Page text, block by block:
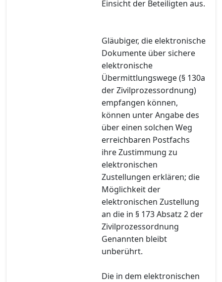
Einsicht der Beteiligten aus.
Gläubiger, die elektronische
Dokumente über sichere
elektronische
Übermittlungswege (§ 130a
der Zivilprozessordnung)
empfangen können,
können unter Angabe des
über einen solchen Weg
erreichbaren Postfachs
ihre Zustimmung zu
elektronischen
Zustellungen erklären; die
Möglichkeit der
elektronischen Zustellung
an die in § 173 Absatz 2 der
Zivilprozessordnung
Genannten bleibt
unberührt.
Die in dem elektronischen